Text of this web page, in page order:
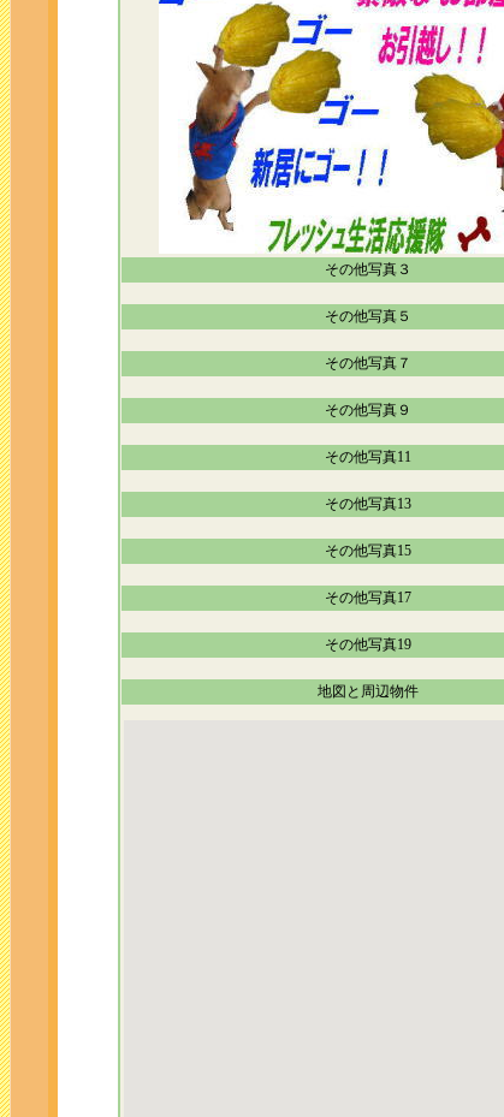
その他写真３
その他写真５
その他写真７
その他写真９
その他写真11
その他写真13
その他写真15
その他写真17
その他写真19
地図と周辺物件